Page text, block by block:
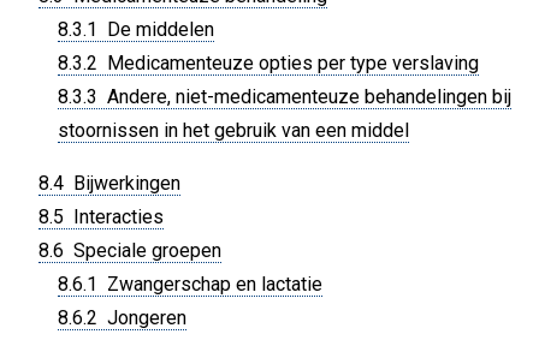
8.3.1 De middelen
8.3.2 Medicamenteuze opties per type verslaving
8.3.3 Andere, niet-medicamenteuze behandelingen bij
stoornissen in het gebruik van een middel
8.4 Bijwerkingen
8.5 Interacties
8.6 Speciale groepen
8.6.1 Zwangerschap en lactatie
8.6.2 Jongeren